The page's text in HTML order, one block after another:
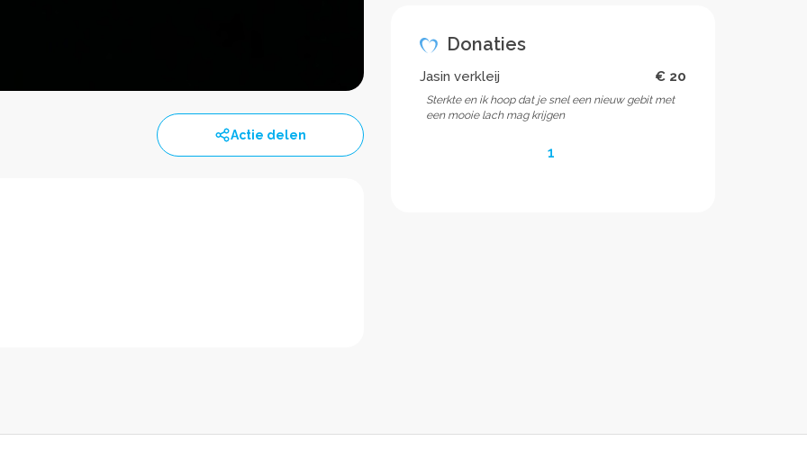
Actie delen
Donaties
Jasin verkleij € 20
Sterkte en ik hoop dat je snel een nieuw gebit met
een mooie lach mag krijgen
1